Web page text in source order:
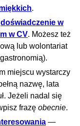
.
doświadczenie w
w CV. Możesz też
lub wolontariat
miejscu wystarczy
nazwę, lata
Jeżeli nadal się
frazę obecnie.
—